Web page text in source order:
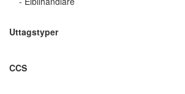
Uttagstyper
CCS